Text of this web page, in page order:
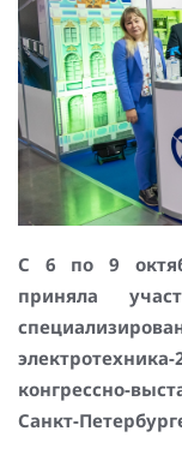
Повышение
Шкафы РЗА 110-
Устройства
присоединений 6-
Сбор и анализ
Оборудование
Определение
БАВР
Промышленная
С 6 по 9
приняла
конгрессно-
Санкт-